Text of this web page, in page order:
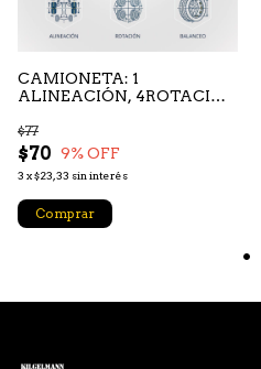
CAMIONETA: 1
ALINEACIÓN, 4ROTACIÓN
$70
$77
9% OFF
3 x$23,33 sin interés